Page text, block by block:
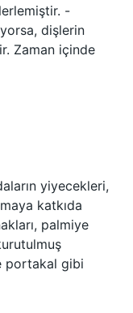
-
dişlerin
Zaman içinde
yiyecekleri,
katkıda
palmiye
portakal gibi